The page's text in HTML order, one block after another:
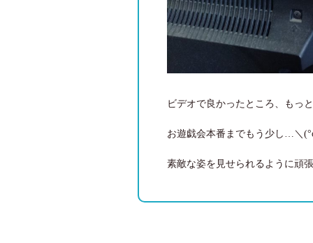
ビデオで良かったところ、もっ
お遊戯会本番までもう少し…＼⁠
素敵な姿を見せられるように頑